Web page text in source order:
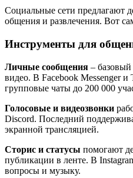
Социальные сети предлагают
общения и развлечения. Вот
Инструменты для
Личные сообщения –
видео. В Facebook Messenger и
групповые чаты до 200 000
Голосовые и видеозвонки
Discord. Последний
экранной трансляцией.
Сторис и статусы помогают
публикации в ленте. В
вопросы и музыку.